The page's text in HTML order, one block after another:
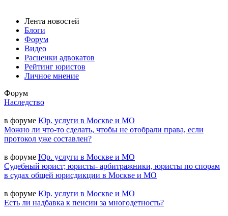
Лента новостей
Блоги
Форум
Видео
Расценки адвокатов
Рейтинг юристов
Личное мнение
Форум
Наследство
в форуме Юр. услуги в Москве и МО
Можно ли что-то сделать, чтобы не отобрали права, если
протокол уже составлен?
в форуме Юр. услуги в Москве и МО
Судебный юрист; юристы- арбитражники, юристы по спорам
в судах общей юрисдикции в Москве и МО
в форуме Юр. услуги в Москве и МО
Есть ли надбавка к пенсии за многодетность?